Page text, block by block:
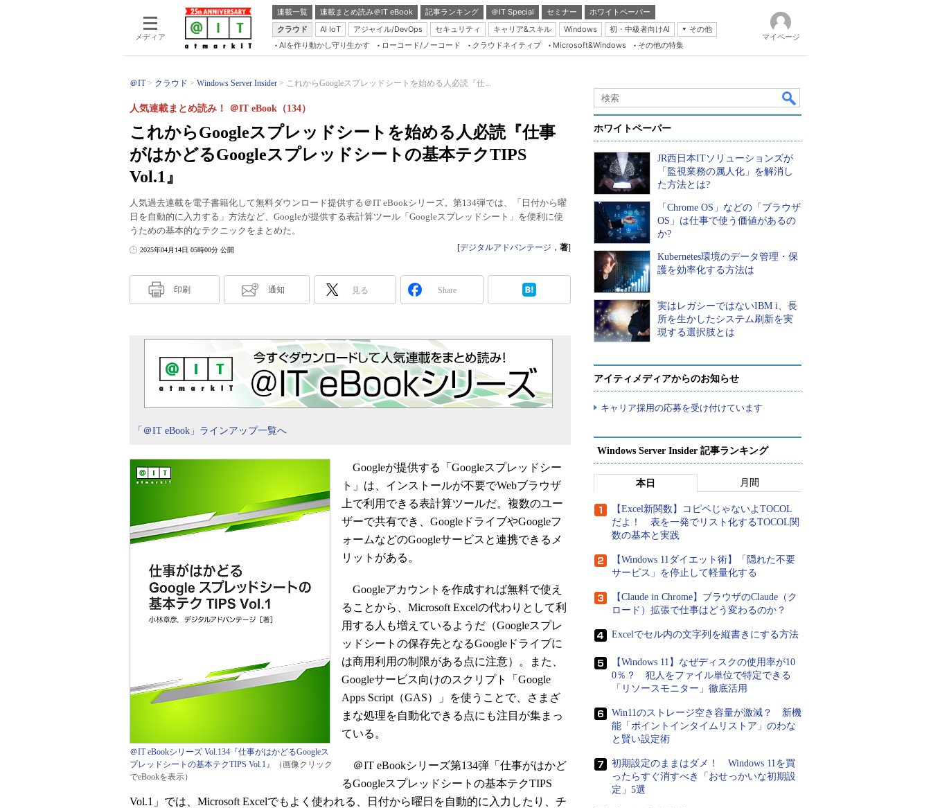
メディア
連載一覧 連載まとめ読み＠IT eBook 記事ランキング ＠IT Special セミナー
ホワイトペーパー
クラウド
AI IoT アジャイル/DevOps セキュリティ キャリア&スキル Windows 初・中級者向けAI
その他
Server & Storage
Java Agile
Database Expert
Master of IP Network
Security & Trust
Test & Tools
Insider.NET
AIを作り動かし守り生かす ローコード/ノーコード クラウドネイティブ Microsoft&Windows その他の特集
マイページ
＠IT クラウド Windows Server Insider これからGoogleスプレッドシートを始める人必読『仕...
これからGoogleスプレッドシートを始める人必読『仕事
がはかどるGoogleスプレッドシートの基本テクTIPS
Vol.1』
人気連載まとめ読み！ ＠IT eBook（134）
人気過去連載を電子書籍化して無料ダウンロード提供する＠IT eBookシリーズ。第134弾では、「日付から曜
日を自動的に入力する」方法など、Googleが提供する表計算ツール「Googleスプレッドシート」を便利に使
うための基本的なテクニックをまとめた。
2025年04月14日 05時00分 公開 [デジタルアドバンテージ ， 著]
印刷 通知 見る Share
「＠IT eBook」ラインアップ一覧へ
＠IT eBookシリーズ Vol.134『仕事がはかどるGoogleス
プレッドシートの基本テクTIPS Vol.1』
（画像クリック
でeBookを表示）
Googleが提供する「Googleスプレッドシー
ト」は、インストールが不要でWebブラウザ
上で利用できる表計算ツールだ。複数のユー
ザーで共有でき、GoogleドライブやGoogleフ
ォームなどのGoogleサービスと連携できるメ
リットがある。
Googleアカウントを作成すれば無料で使え
ることから、Microsoft Excelの代わりとして利
用する人も増えているようだ（Googleスプレ
ッドシートの保存先となるGoogleドライブに
は商用利用の制限がある点に注意）。また、
Googleサービス向けのスクリプト「Google
Apps Script（GAS）」を使うことで、さまざ
まな処理を自動化できる点にも注目が集まっ
ている。
＠IT eBookシリーズ第134弾「仕事がはかど
るGoogleスプレッドシートの基本テクTIPS
Vol.1」では、Microsoft Excelでもよく使われる、日付から曜日を自動的に入力したり、チ
ホワイトペーパー
JR西日本ITソリューションズが
「監視業務の属人化」を解消し
た方法とは?
「Chrome OS」などの「ブラウザ
OS」は仕事で使う価値があるの
か?
Kubernetes環境のデータ管理・保
護を効率化する方法は
実はレガシーではないIBM i、長
所を生かしたシステム刷新を実
現する選択肢とは
アイティメディアからのお知らせ
キャリア採用の応募を受け付けています
Windows Server Insider 記事ランキング
本日 月間
【Excel新関数】コピペじゃないよTOCOL
だよ！ 表を一発でリスト化するTOCOL関
数の基本と実践
【Windows 11ダイエット術】「隠れた不要
サービス」を停止して軽量化する
【Claude in Chrome】ブラウザのClaude（ク
ロード）拡張で仕事はどう変わるのか？
Excelでセル内の文字列を縦書きにする方法
【Windows 11】なぜディスクの使用率が10
0％？ 犯人をファイル単位で特定できる
「リソースモニター」徹底活用
Win11のストレージ空き容量が激減？ 新機
能「ポイントインタイムリストア」のわな
と賢い設定術
初期設定のままはダメ！ Windows 11を買
ったらすぐ消すべき「おせっかいな初期設
定」5選